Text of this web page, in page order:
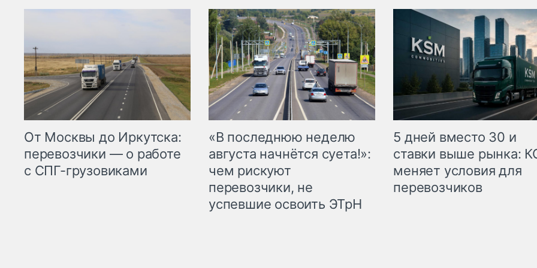
От Москвы до Иркутска:
перевозчики — о работе
с СПГ-грузовиками
«В последнюю неделю
августа начнётся суета!»:
чем рискуют
перевозчики, не
успевшие освоить ЭТрН
5 дней вместо 30 и
ставки выше рынка:
меняет условия для
перевозчиков